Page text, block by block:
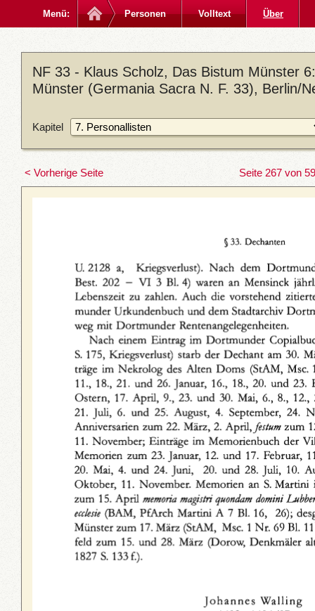
Menü: Personen Volltext Über
NF 33 - Klaus Scholz, Das Bistum Münster
Münster (Germania Sacra N. F. 33), Berlin/
Kapitel
< Vorherige Seite Seite 267 von